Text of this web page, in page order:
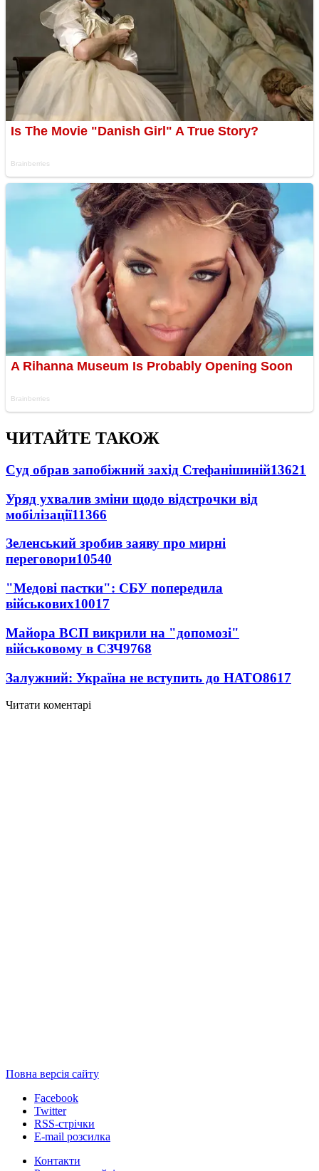
ЧИТАЙТЕ ТАКОЖ
Суд обрав запобіжний захід Стефанішиній13621
Уряд ухвалив зміни щодо відстрочки від
мобілізації11366
Зеленський зробив заяву про мирні
переговори10540
"Медові пастки": СБУ попередила
військових10017
Майора ВСП викрили на "допомозі"
військовому в СЗЧ9768
Залужний: Україна не вступить до НАТО8617
Читати коментарі
Повна версія сайту
Facebook
Twitter
RSS-стрічки
E-mail розсилка
Контакти